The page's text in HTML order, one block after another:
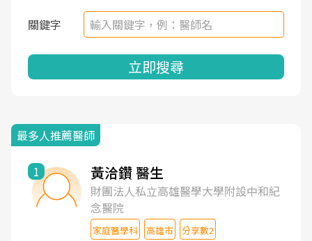
關鍵字
立即搜尋
最多人推薦醫師
1 黃洽鑽 醫生
財團法人私立高雄醫學大學附設中和紀
念醫院
家庭醫學科 高雄市 分享數2